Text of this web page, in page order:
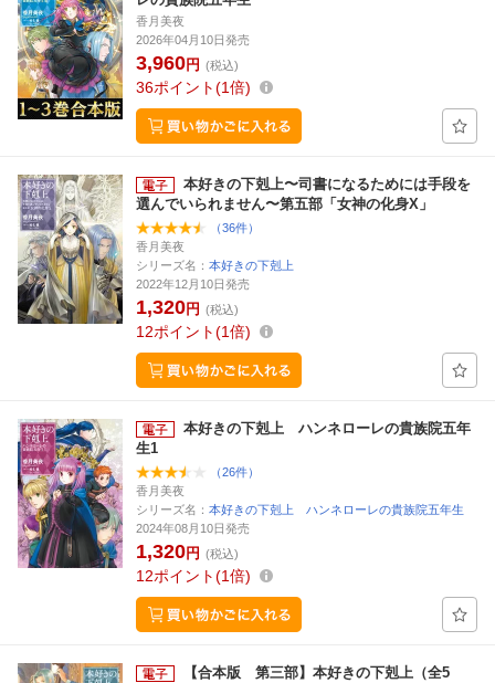
香月美夜
2026年04月10日発売
3,960円 (税込)
36ポイント 1倍
本好きの下剋上〜司書になるためには手段を
選んでいられません〜第五部「女神の化身X」
（36件）
香月美夜
シリーズ名： 本好きの下剋上
2022年12月10日発売
1,320円 (税込)
12ポイント 1倍
本好きの下剋上 ハンネローレの貴族院五年
生1
（26件）
香月美夜
シリーズ名： 本好きの下剋上 ハンネローレの貴族院五年生
2024年08月10日発売
1,320円 (税込)
12ポイント 1倍
【合本版 第三部】本好きの下剋上（全5